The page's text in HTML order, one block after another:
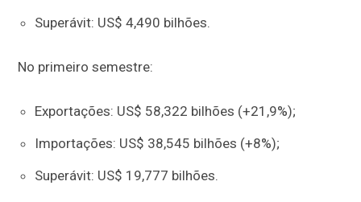
Superávit: US$ 4,490 bilhões.
No primeiro semestre:
Exportações: US$ 58,322 bilhões (+21,9%);
Importações: US$ 38,545 bilhões (+8%);
Superávit: US$ 19,777 bilhões.